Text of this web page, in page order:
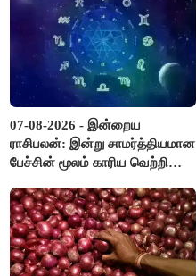
07-08-2026 - இன்றைய
ராசிபலன்: இன்று சாமர்த்தியமான
பேச்சின் மூலம் காரிய வெற்றி
பொறுப்புகளை ஒப்படைப்பதில்
கவனம் தேவை..!